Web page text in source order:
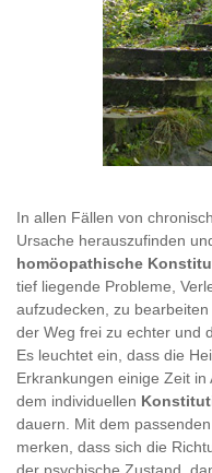
In allen Fällen von
Ursache herauszufinden
homöopathische
tief liegende Probleme,
aufzudecken, zu
der Weg frei zu echter und
Es leuchtet ein, dass die
Erkrankungen einige Zeit
dem individuellen
dauern. Mit dem
merken, dass sich die